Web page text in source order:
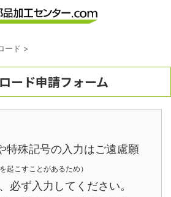
ード >
ード申請フォーム
特殊記号の入力はご遠慮願
起こすことがあるため）
必ず入力してください。